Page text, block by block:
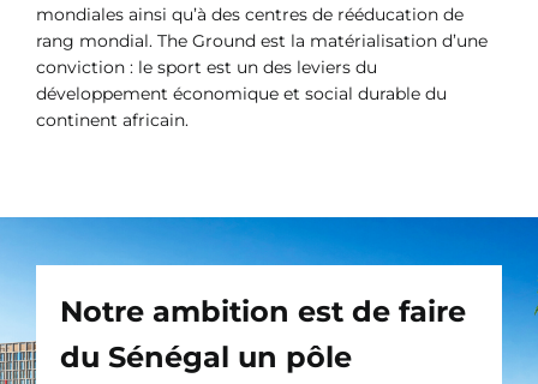
mondiales ainsi qu’à des centres de rééducation de
rang mondial. The Ground est la matérialisation d’une
conviction : le sport est un des leviers du
développement économique et social durable du
continent africain.
Notre ambition est de faire
du Sénégal un pôle